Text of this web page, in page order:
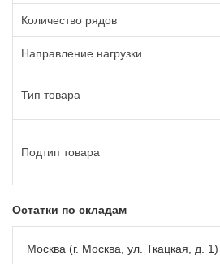
Количество рядов
Направление нагрузки
Тип товара
Подтип товара
Остатки по складам
Москва (г. Москва, ул. Ткацкая, д. 1)